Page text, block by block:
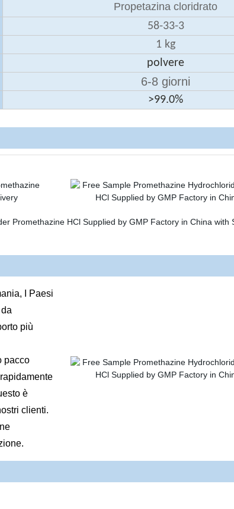
Propetazina cloridrato
58-33-3
1 kg
polvere
6-8 giorni
>99.0%
I Paesi
più
pacco
è
clienti.